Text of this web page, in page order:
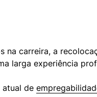
carreira, a
larga experiência
atual de